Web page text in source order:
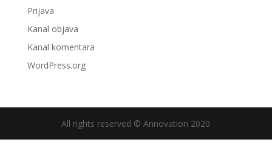
Prijava
Kanal objava
Kanal komentara
WordPress.org
All rights reserved © Annovation 2020